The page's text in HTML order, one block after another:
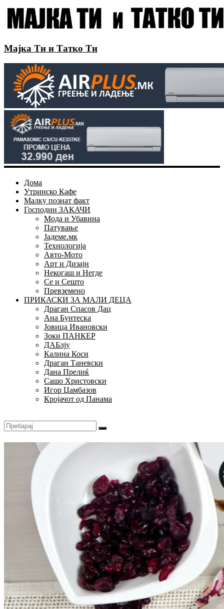
Мајка Ти и Татко Ти
Дома
Утринско Кафе
Малку познат факт
Господин ЗАКАЧИ
Мода и Убавина
Патување
Јадеме.мк
Технологија
Авто-Мото
Арт и Дизајн
Некогаш и Негде
Се и Сешто
Превземено
ПРИКАСКИ ЗА МАЛИ ДЕЦА
Драган Спасов Дац
Ана Бунтеска
Јовица Ивановски
Зоки ПАНКЕР
ДАБлју
Калина Коси
Драган Таневски
Дана Прелиќ
Сашо Христовски
Игор Џамбазов
Кројачот од Панама